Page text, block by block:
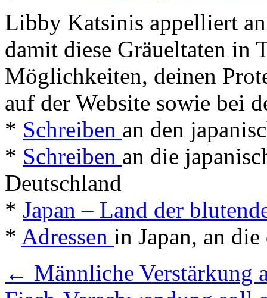
Libby Katsinis appelliert
damit diese Gräueltaten in
Möglichkeiten, deinen
auf der Website sowie bei
* Schreiben an den
* Schreiben an die
Deutschland
* Japan – Land der
* Adressen in Japan, an
← Männliche Verstärkung